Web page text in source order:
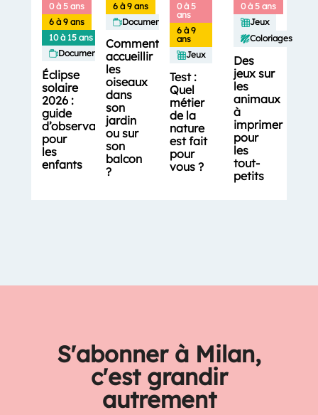
0 à 5 ans
6 à 9 ans
10 à 15 ans
Documentaires
Éclipse
solaire
2026 :
guide
d’observation
pour
les
enfants
6 à 9 ans
Documentaires
Comment
accueillir
les
oiseaux
dans
son
jardin
ou sur
son
balcon
?
0 à 5
ans
6 à 9
ans
Jeux
Test :
Quel
métier
de la
nature
est fait
pour
vous ?
0 à 5 ans
Jeux
Coloriages
Des
jeux sur
les
animaux
à
imprimer
pour
les
tout-
petits
S'abonner à Milan,
c'est grandir
autrement